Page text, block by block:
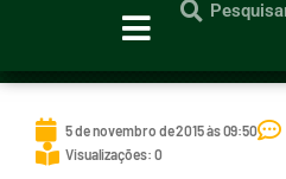
5 de novembro de 2015 às 09:50
Visualizações: 0